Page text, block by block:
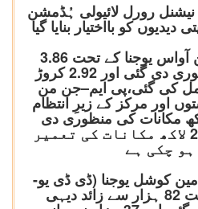
نیشنل رورل لائیولی ہُڈمشن
پردھان منتری گرامین آواس یوجنا کے تحت 3.86
کروڑ مکانات کی منظوری دی گئی اور 2.92 کروڑ
کی گئی،پی ایم–جن من
اور مرکز کے زیرِ انتظام
میں 4.71 لاکھ مکانات کی منظوری دی
گئی، جن میں سے 2.42 لاکھ مکانات کی تعمیر
ہو چکی ہے
کوشل یوجنا (ڈی ڈی یو-
جی کے وائی) کے تحت 82 ہزار سے زائد دیہی